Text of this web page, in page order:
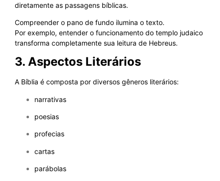
diretamente as passagens bíblicas.
Compreender o pano de fundo ilumina o texto.
Por exemplo, entender o funcionamento do templo judaico
transforma completamente sua leitura de Hebreus.
3. Aspectos Literários
A Bíblia é composta por diversos gêneros literários:
narrativas
poesias
profecias
cartas
parábolas